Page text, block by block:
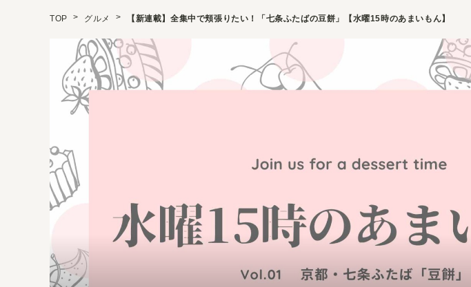
TOP グルメ 【新連載】全集中で頬張りたい！「七条ふたばの豆餅」【水曜15時のあまいもん】